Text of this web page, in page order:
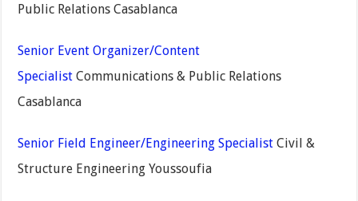
Public Relations Casablanca
Senior Event Organizer/Content
SpecialistCommunications & Public Relations
Casablanca
Senior Field Engineer/Engineering SpecialistCivil &
Structure Engineering Youssoufia